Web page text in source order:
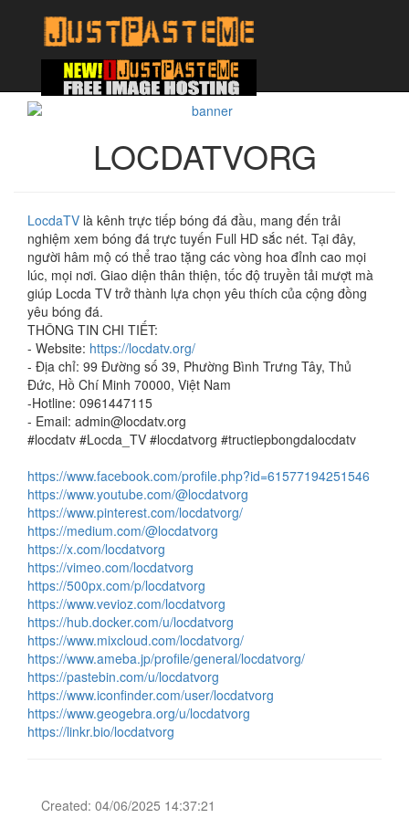
LOCDATVORG
LocdaTV là kênh trực tiếp bóng đá đầu, mang đến trải
nghiệm xem bóng đá trực tuyến Full HD sắc nét. Tại đây,
người hâm mộ có thể trao tặng các vòng hoa đỉnh cao mọi
lúc, mọi nơi. Giao diện thân thiện, tốc độ truyền tải mượt mà
giúp Locda TV trở thành lựa chọn yêu thích của cộng đồng
yêu bóng đá.
THÔNG TIN CHI TIẾT:
- Website: https://locdatv.org/
- Địa chỉ: 99 Đường số 39, Phường Bình Trưng Tây, Thủ
Đức, Hồ Chí Minh 70000, Việt Nam
-Hotline: 0961447115
- Email: admin@locdatv.org
#locdatv #Locda_TV #locdatvorg #tructiepbongdalocdatv
https://www.facebook.com/profile.php?id=61577194251546
https://www.youtube.com/@locdatvorg
https://www.pinterest.com/locdatvorg/
https://medium.com/@locdatvorg
https://x.com/locdatvorg
https://vimeo.com/locdatvorg
https://500px.com/p/locdatvorg
https://www.vevioz.com/locdatvorg
https://hub.docker.com/u/locdatvorg
https://www.mixcloud.com/locdatvorg/
https://www.ameba.jp/profile/general/locdatvorg/
https://pastebin.com/u/locdatvorg
https://www.iconfinder.com/user/locdatvorg
https://www.geogebra.org/u/locdatvorg
https://linkr.bio/locdatvorg
Created: 04/06/2025 14:37:21